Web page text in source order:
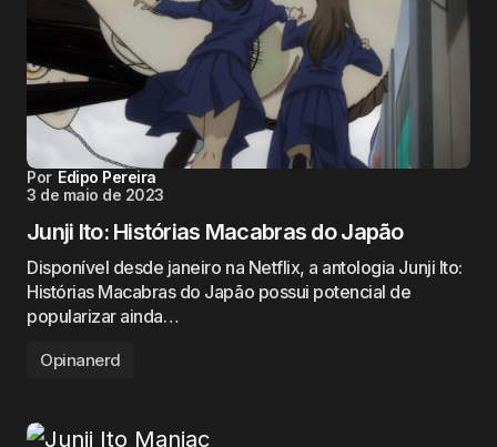
Por Edipo Pereira
3 de maio de 2023
Junji Ito: Histórias Macabras do Japão
Disponível desde janeiro na Netflix, a antologia Junji Ito:
Histórias Macabras do Japão possui potencial de
popularizar ainda…
Opinanerd